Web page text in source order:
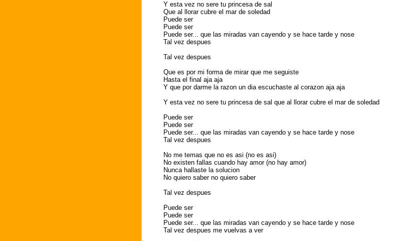
Y esta vez no sere tu princesa de sal
Que al llorar cubre el mar de soledad
Puede ser
Puede ser
Puede ser... que las miradas van cayendo y se hace tarde y nose
Tal vez despues
Tal vez despues
Que es por mi forma de mirar que me seguiste
Hasta el final aja aja
Y que por darme la razon un dia escuchaste al corazon aja aja
Y esta vez no sere tu princesa de sal que al llorar cubre el mar de soledad
Puede ser
Puede ser
Puede ser... que las miradas van cayendo y se hace tarde y nose
Tal vez despues
No me temas que no es asi (no es asi)
No existen fallas cuando hay amor (no hay amor)
Nunca hallaste la solucion
No quiero saber no quiero saber
Tal vez despues
Puede ser
Puede ser
Puede ser... que las miradas van cayendo y se hace tarde y nose
Tal vez despues me vuelvas a ver